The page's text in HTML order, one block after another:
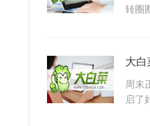
转圈
大白
周末
启了